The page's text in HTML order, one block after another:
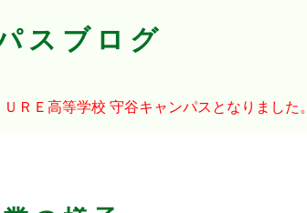
スブログ
ＲＥ高等学校 守谷キャンパスとなりました。